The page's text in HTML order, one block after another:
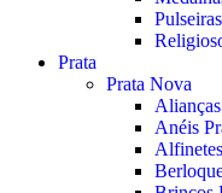
Prata
Prata Nova
Anéis